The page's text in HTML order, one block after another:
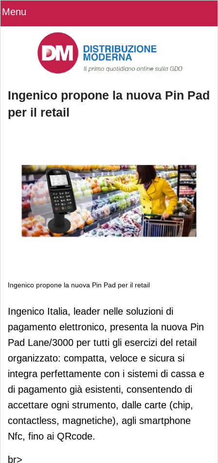
Menu
Ingenico propone la nuova Pin Pad
per il retail
Ingenico propone la nuova Pin Pad per il retail
Ingenico propone la nuova Pin Pad
per il retail
Ingenico Italia, leader nelle soluzioni di
pagamento elettronico, presenta la nuova Pin
Pad Lane/3000 per tutti gli esercizi del retail
organizzato: compatta, veloce e sicura si
integra perfettamente con i sistemi di cassa e
di pagamento già esistenti, consentendo di
accettare ogni strumento, dalle carte (chip,
contactless, magnetiche), agli smartphone
Nfc, fino ai QRcode.
br>